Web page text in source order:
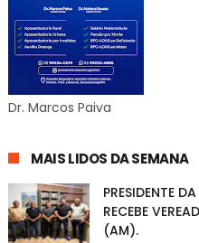
Dr. Marcos Paiva
MAIS LIDOS DA SEMANA
PRESIDENTE
RECEBE
(AM).